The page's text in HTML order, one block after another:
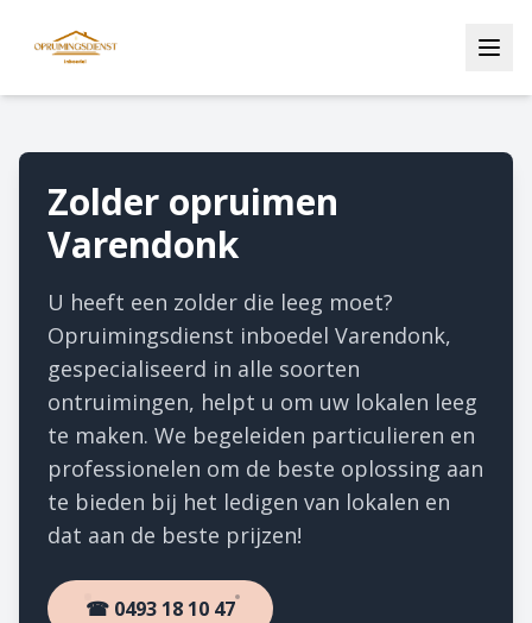
Zolder opruimen
Varendonk
U heeft een zolder die leeg moet?
Opruimingsdienst inboedel Varendonk,
gespecialiseerd in alle soorten
ontruimingen, helpt u om uw lokalen leeg
te maken. We begeleiden particulieren en
professionelen om de beste oplossing aan
te bieden bij het ledigen van lokalen en
dat aan de beste prijzen!
☎ 0493 18 10 47